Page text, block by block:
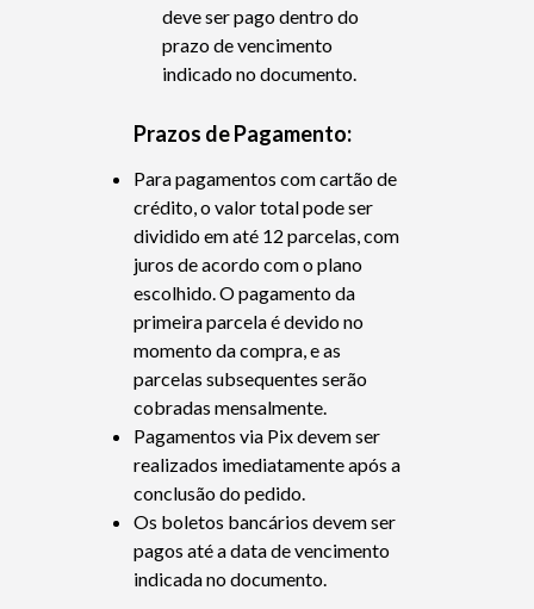
deve ser pago dentro do
prazo de vencimento
indicado no documento.
Prazos de Pagamento:
Para pagamentos com cartão de
crédito, o valor total pode ser
dividido em até 12 parcelas, com
juros de acordo com o plano
escolhido. O pagamento da
primeira parcela é devido no
momento da compra, e as
parcelas subsequentes serão
cobradas mensalmente.
Pagamentos via Pix devem ser
realizados imediatamente após a
conclusão do pedido.
Os boletos bancários devem ser
pagos até a data de vencimento
indicada no documento.